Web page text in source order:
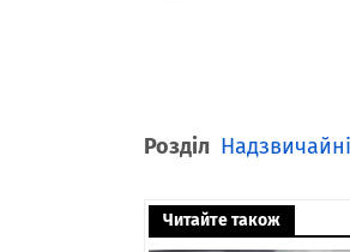
Розділ
Читайте також